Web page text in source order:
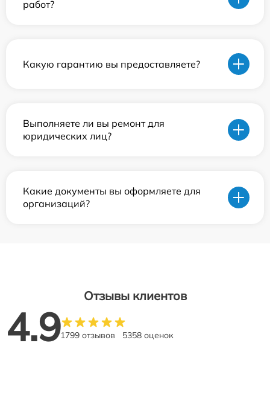
работ?
Какую гарантию вы предоставляете?
Выполняете ли вы ремонт для
юридических лиц?
Какие документы вы оформляете для
организаций?
Отзывы клиентов
4.91799 отзывов 5358 оценок